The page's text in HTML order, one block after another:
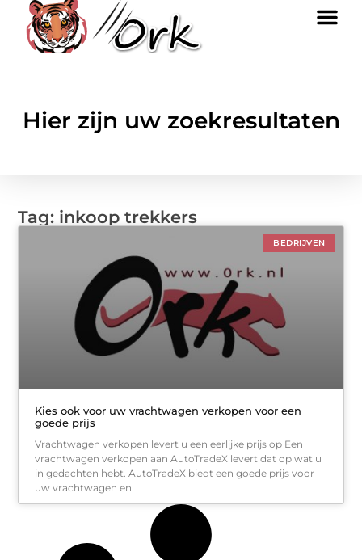
Hier zijn uw zoekresultaten
Tag: inkoop trekkers
BEDRIJVEN
Kies ook voor uw vrachtwagen verkopen voor een
goede prijs
Vrachtwagen verkopen levert u een eerlijke prijs op Een
vrachtwagen verkopen aan AutoTradeX levert dat op wat u
in gedachten hebt. AutoTradeX biedt een goede prijs voor
uw vrachtwagen en